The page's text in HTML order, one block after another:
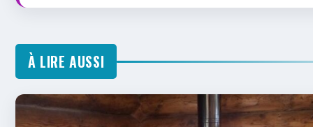
À LIRE AUSSI